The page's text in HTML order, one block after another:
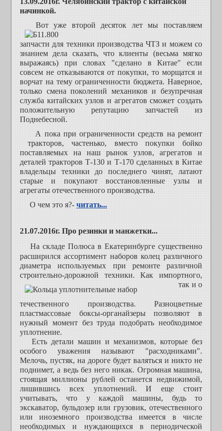
начинкой.
Вот уже второй десяток лет мы поставляем
запчасти для техники производства ЧТЗ и можем со
знанием дела сказать, что клиенты (весьма мягко
выражаясь) при словах "сделано в Китае" если
совсем не отказываются от покупки, то морщатся и
ворчат на тему ограниченности бюджета. Наверное,
только смена поколений механиков и безупречная
служба китайских узлов и агрегатов сможет создать
положительную репутацию запчастей из
Поднебесной.
А пока при ограниченности средств на ремонт
тракторов, частенько, вместо покупки бойко
поставляемых на наш рынок узлов, агрегатов и
деталей тракторов Т-130 и Т-170 сделанных в Китае
владельцы техники до последнего чинят, латают
старые и покупают восстановленные узлы и
агрегаты отечественного производства.
О чем это я?- читать...
21.07.2016г. Про резинки и манжетки...
На складе Полюса в Екатеринбурге существенно
расширился ассортимент наборов колец различного
диаметра используемых при ремонте различной
строительно-дорожной техники. Как импортного,
так и о
течественного производства. Разноцветные
пластмассовые боксы-органайзеры позволяют в
нужный момент без труда подобрать необходимое
уплотнение.
Есть детали машин и механизмов, которые без
особого уважения называют "расходниками".
Мелочь, пустяк, на дороге будет валяться и никто не
поднимет, а ведь без него никак. Огромная машина,
стоящая миллионы рублей останется недвижимой,
лишившись всех уплотнений. И еще стоит
учитывать, что у каждой машины, будь то
экскаватор, бульдозер или грузовик, отечественного
или иноземного производства имеется в числе
необходимых и нуждающихся в периодической